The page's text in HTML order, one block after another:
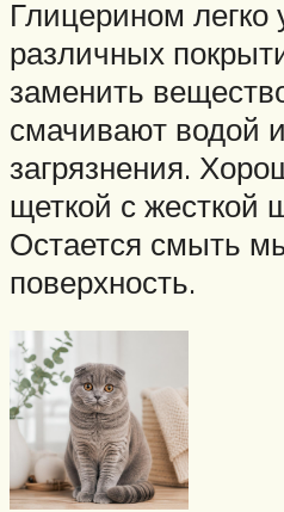
Глицерином
различных
заменить
смачивают водой
загрязнения.
щеткой с жесткой
Остается смыть
поверхность.